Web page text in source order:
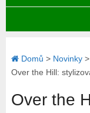
Domů > Novinky>
Over the Hill:
Over the